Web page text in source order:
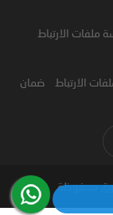
ملفات الارتباط
الارتباط ضمان